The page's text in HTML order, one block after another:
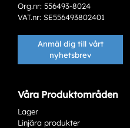
Org.nr: 556493-8024
VAT.nr: SE556493802401
Anmäl dig till vårt
nyhetsbrev
Våra Produktområden
Lager
Linjära produkter